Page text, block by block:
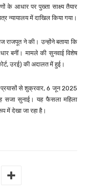
के आधार पर पुख्ता साक्ष्य तैयार
न्यायालय में दाखिल किया गया।
राजपूत ने की। उन्होंने बताया कि
बनीं। मामले की सुनवाई विशेष
उरई) की अदालत में हुई।
प्रयासों से शुक्रवार, 6 जून 2025
सजा सुनाई। यह फैसला महिला
में देखा जा रहा है।